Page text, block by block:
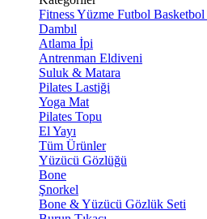
FitnessYüzme Futbol Basketbol
Dambıl
Atlama İpi
Antrenman Eldiveni
Suluk & Matara
Pilates Lastiği
Yoga Mat
Pilates Topu
El Yayı
Tüm Ürünler
Yüzücü Gözlüğü
Bone
Şnorkel
Bone & Yüzücü Gözlük Seti